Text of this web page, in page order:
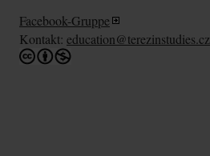
Facebook-Gruppe
Kontakt: education@terezinstudies.cz